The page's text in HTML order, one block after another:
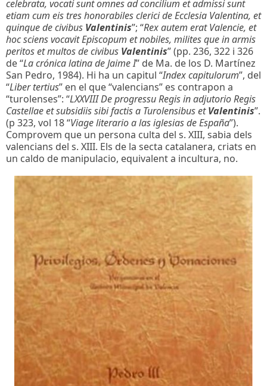
celebrata, vocati sunt omnes ad concilium et admissi sunt
etiam cum eis tres honorabiles clerici de Ecclesia Valentina, et
quinque de civibus Valentinis”; “Rex autem erat Valencie, et
hoc sciens vocavit Episcopum et nobiles, milites que in armis
peritos et multos de civibus Valentinis” (pp. 236, 322 i 326
de “La crónica latina de Jaime I” de Ma. de los D. Martínez
San Pedro, 1984). Hi ha un capitul “Index capitulorum”, del
“Liber tertius” en el que “valencians” es contrapon a
“turolenses”: “LXXVIII De progressu Regis in adjutorio Regis
Castellae et subsidiis sibi factis a Turolensibus etValentinis”.
(p 323, vol 18 “Viage literario a las iglesias de España”).
Comprovem que un persona culta del s. XIII, sabia dels
valencians del s. XIII. Els de la secta catalanera, criats en
un caldo de manipulacio, equivalent a incultura, no.